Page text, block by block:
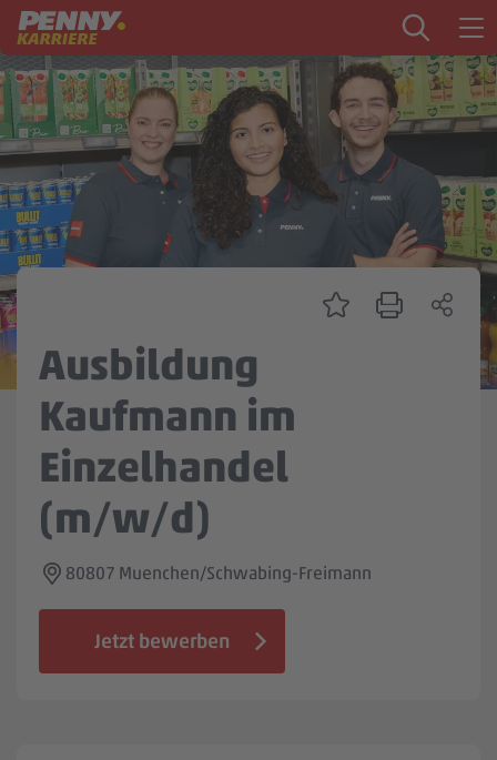
Zum Inhalt springen
Startseite
PENNY als Arbeitgeber
Ausbildung
Markt
Zentrale & Vertrieb
Mein Kandidat:innenprofil
Ausbildung
Kaufmann im
Einzelhandel
(m/w/d)
80807 Muenchen/Schwabing-Freimann
Jetzt bewerben